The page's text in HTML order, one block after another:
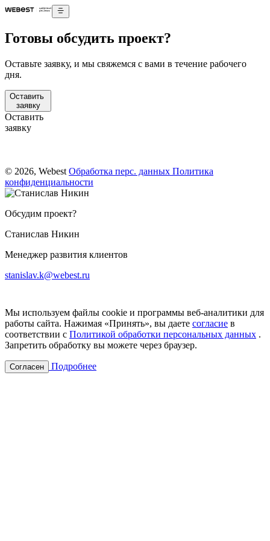
Готовы обсудить проект?
Оставьте заявку, и мы свяжемся с вами в течение рабочего
дня.
Оставить
заявку
Оставить
заявку
© 2026, Webest Обработка перс. данных Политика
конфиденциальности
Обсудим проект?
Станислав Никин
Менеджер развития клиентов
stanislav.k@webest.ru
Мы используем файлы cookie и программы веб-аналитики для
работы сайта. Нажимая «Принять», вы даете согласие в
соответствии с Политикой обработки персональных данных .
Запретить обработку вы можете через браузер.
Согласен Подробнее